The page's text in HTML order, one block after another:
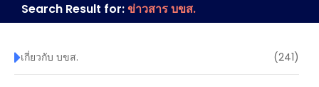
Search Result for:ข่าวสาร บขส.
เกี่ยวกับ บขส. (241)